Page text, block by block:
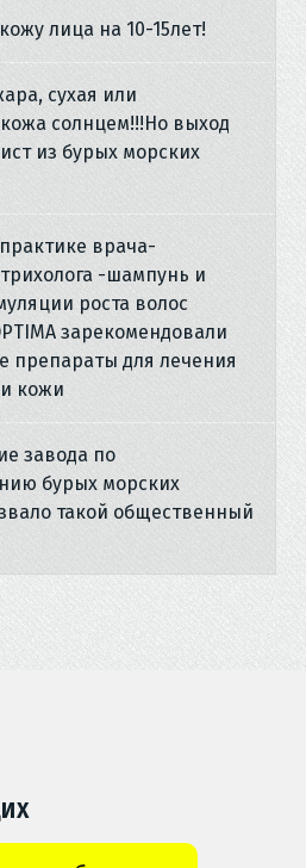
лица на 10-15лет!
сухая или
солнцем!!!Но выход
из бурых морских
врача-
-шампунь и
роста волос
зарекомендовали
препараты для лечения
кожи
завода по
бурых морских
такой общественный